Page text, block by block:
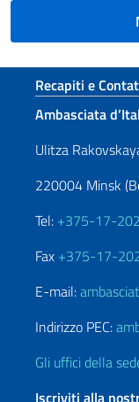
Sezione
Recapiti e
Ambasciata
Ulitza
220004 Minsk
Tel: +375-17-
Fax +375-17-
E-mail:
Indirizzo PEC:
Gli uffici della